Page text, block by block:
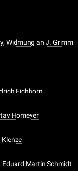
Widmung an J. Grimm
Eichhorn
Homeyer
Klenze
Eduard Martin Schmidt